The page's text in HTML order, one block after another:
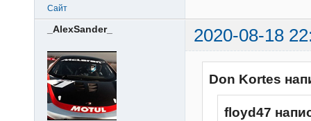
Сайт
_AlexSander_ 2020-08-18
Don Kortes
floyd47